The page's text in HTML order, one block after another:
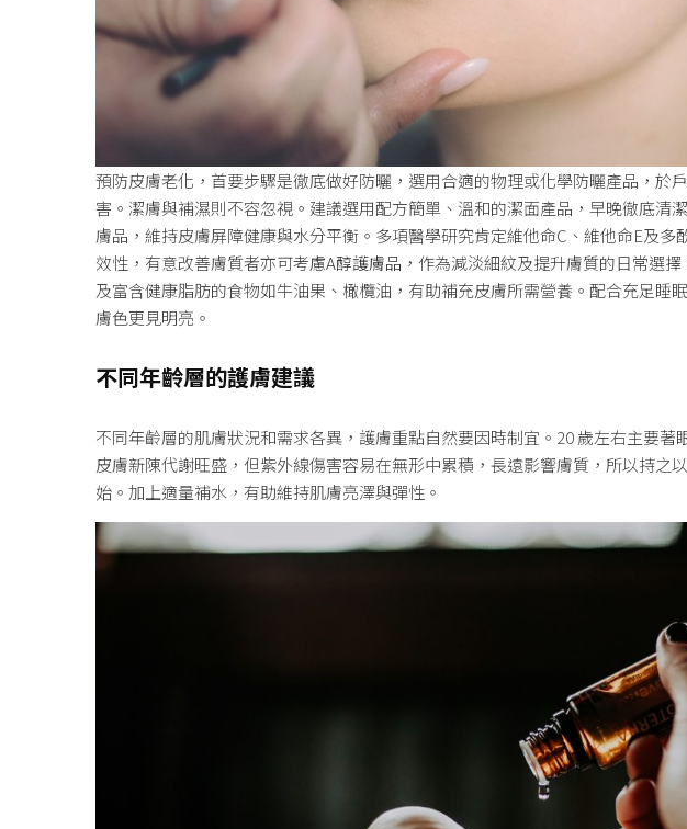
預防皮膚老化，首要步驟是徹底做好防曬，選用合適的物理或化學防曬產品，於
害。潔膚與補濕則不容忽視。建議選用配方簡單、溫和的潔面產品，早晚徹底清
膚品，維持皮膚屏障健康與水分平衡。多項醫學研究肯定維他命C、維他命E及多
效性，有意改善膚質者亦可考慮A醇護膚品 ，作為減淡細紋及提升膚質的日常選
及富含健康脂肪的食物如牛油果、橄欖油，有助補充皮膚所需營養。配合充足睡
膚色更見明亮。
不同年齡層的護膚建議
不同年齡層的肌膚狀況和需求各異，護膚重點自然要因時制宜。20 歲左右主要
皮膚新陳代謝旺盛，但紫外線傷害容易在無形中累積，長遠影響膚質，所以持之
始。加上適量補水，有助維持肌膚亮澤與彈性。